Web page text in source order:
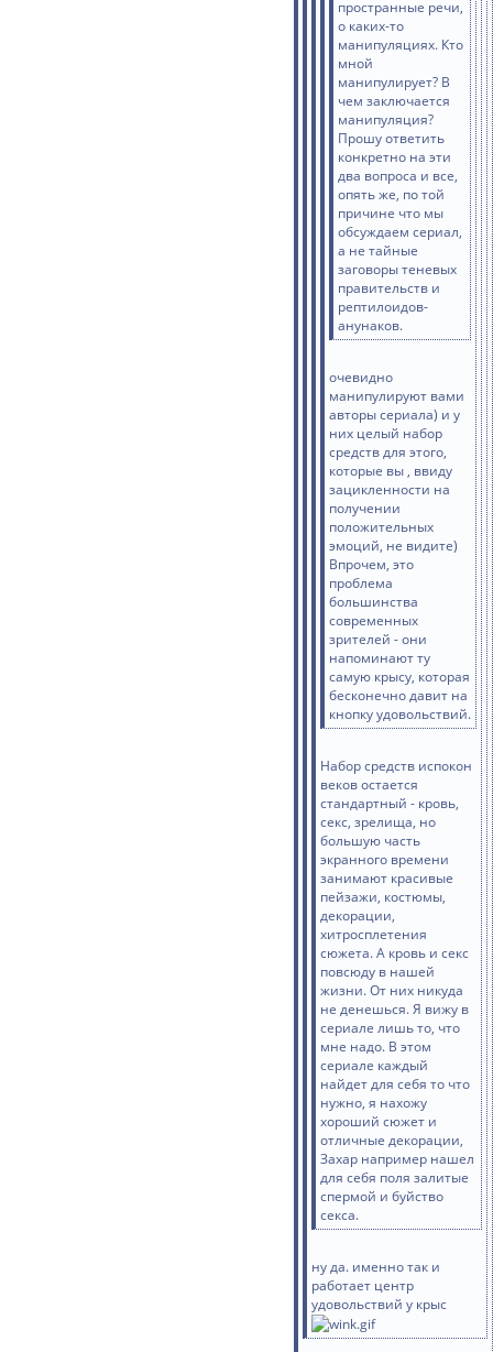
пространные речи,
о каких-то
манипуляциях. Кто
мной
манипулирует? В
чем заключается
манипуляция?
Прошу ответить
конкретно на эти
два вопроса и все,
опять же, по той
причине что мы
обсуждаем сериал,
а не тайные
заговоры теневых
правительств и
рептилоидов-
анунаков.
очевидно
манипулируют вами
авторы сериала) и у
них целый набор
средств для этого,
которые вы , ввиду
зацикленности на
получении
положительных
эмоций, не видите)
Впрочем, это
проблема
большинства
современных
зрителей - они
напоминают ту
самую крысу, которая
бесконечно давит на
кнопку удовольствий.
Набор средств испокон
веков остается
стандартный - кровь,
секс, зрелища, но
большую часть
экранного времени
занимают красивые
пейзажи, костюмы,
декорации,
хитросплетения
сюжета. А кровь и секс
повсюду в нашей
жизни. От них никуда
не денешься. Я вижу в
сериале лишь то, что
мне надо. В этом
сериале каждый
найдет для себя то что
нужно, я нахожу
хороший сюжет и
отличные декорации,
Захар например нашел
для себя поля залитые
спермой и буйство
секса.
ну да. именно так и
работает центр
удовольствий у крыс